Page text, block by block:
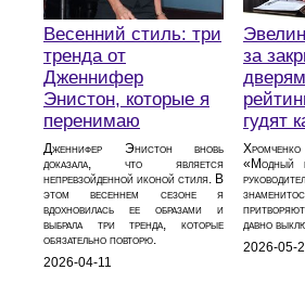
Весенний стиль: три
тренда от
Дженнифер
Энистон, которые я
перенимаю
Дженнифер Энистон вновь
доказала, что является
непревзойденной иконой стиля. В
этом весеннем сезоне я
вдохновилась ее образами и
выбрала три тренда, которые
обязательно повторю.
2026-04-11
за
гудят
«Модный
давно
2026-05-